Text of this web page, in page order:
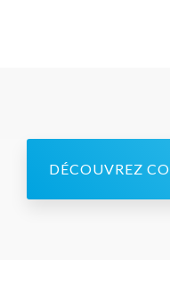
DÉCOUVREZ